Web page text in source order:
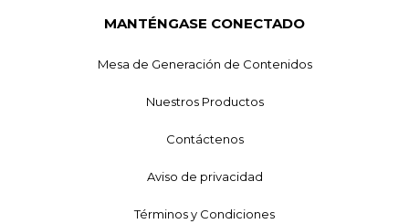
MANTÉNGASE CONECTADO
Mesa de Generación de Contenidos
Nuestros Productos
Contáctenos
Aviso de privacidad
Términos y Condiciones